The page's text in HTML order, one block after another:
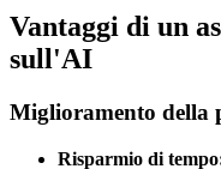
Vantaggi di un
sull'AI
Miglioramento della
Risparmio di